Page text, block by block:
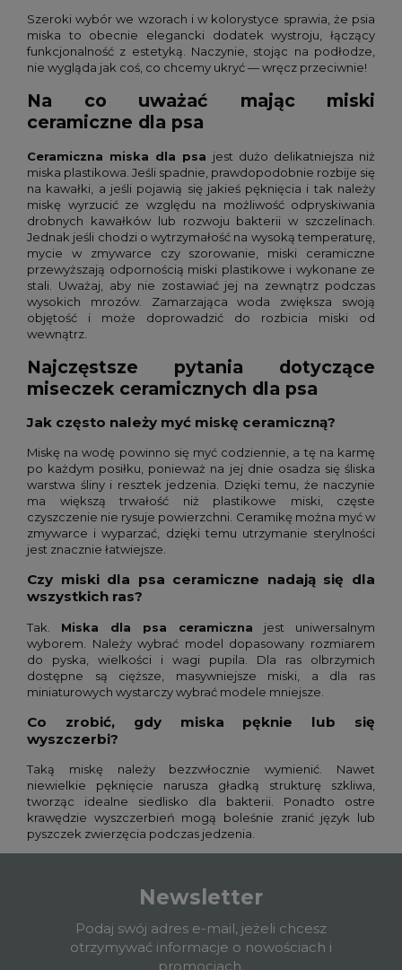
Szeroki wybór we wzorach i w kolorystyce sprawia, że psia
miska to obecnie elegancki dodatek wystroju, łączący
funkcjonalność z estetyką. Naczynie, stojąc na podłodze,
nie wygląda jak coś, co chcemy ukryć — wręcz przeciwnie!
Na co uważać mając miski
ceramiczne dla psa
Ceramiczna miska dla psa jest dużo delikatniejsza niż
miska plastikowa. Jeśli spadnie, prawdopodobnie rozbije się
na kawałki, a jeśli pojawią się jakieś pęknięcia i tak należy
miskę wyrzucić ze względu na możliwość odpryskiwania
drobnych kawałków lub rozwoju bakterii w szczelinach.
Jednak jeśli chodzi o wytrzymałość na wysoką temperaturę,
mycie w zmywarce czy szorowanie, miski ceramiczne
przewyższają odpornością miski plastikowe i wykonane ze
stali. Uważaj, aby nie zostawiać jej na zewnątrz podczas
wysokich mrozów. Zamarzająca woda zwiększa swoją
objętość i może doprowadzić do rozbicia miski od
wewnątrz.
Najczęstsze pytania dotyczące
miseczek ceramicznych dla psa
Jak często należy myć miskę ceramiczną?
Miskę na wodę powinno się myć codziennie, a tę na karmę
po każdym posiłku, ponieważ na jej dnie osadza się śliska
warstwa śliny i resztek jedzenia. Dzięki temu, że naczynie
ma większą trwałość niż plastikowe miski, częste
czyszczenie nie rysuje powierzchni. Ceramikę można myć w
zmywarce i wyparzać, dzięki temu utrzymanie sterylności
jest znacznie łatwiejsze.
Czy miski dla psa ceramiczne nadają się dla
wszystkich ras?
Tak. Miska dla psa ceramiczna jest uniwersalnym
wyborem. Należy wybrać model dopasowany rozmiarem
do pyska, wielkości i wagi pupila. Dla ras olbrzymich
dostępne są cięższe, masywniejsze miski, a dla ras
miniaturowych wystarczy wybrać modele mniejsze.
Co zrobić, gdy miska pęknie lub się
wyszczerbi?
Taką miskę należy bezzwłocznie wymienić. Nawet
niewielkie pęknięcie narusza gładką strukturę szkliwa,
tworząc idealne siedlisko dla bakterii. Ponadto ostre
krawędzie wyszczerbień mogą boleśnie zranić język lub
pyszczek zwierzęcia podczas jedzenia.
Newsletter
Podaj swój adres e-mail, jeżeli chcesz
otrzymywać informacje o nowościach i
promocjach.